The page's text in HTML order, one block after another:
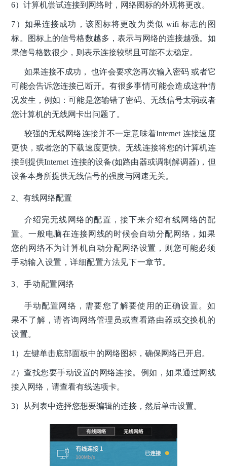
6）计算机尝试连接到网络时，网络图标的外观将更改。
7）如果连接成功，该图标将更改为类似 wifi 标志的图
标。图标上的信号格数越多，表示与网络的连接越强。如
果信号格数很少，则表示连接较弱且可能不太稳定。
如果连接不成功， 也许会要求您再次输入密码 或者它
可能会告诉您连接已断开。有很多事情可能会造成这种情
况发生，例如：可能是您输错了密码、无线信号太弱或者
您计算机的无线网卡出问题了。
较强的无线网络连接并不一定意味着Internet 连接速度
更快，或者您的下载速度更快。无线连接将您的计算机连
接到提供Internet 连接的设备(如路由器或调制解调器)，但
设备本身所提供无线信号的强度与网速无关。
2、有线网络配置
介绍完无线网络的配置，接下来介绍有线网络的配
置。一般电脑在连接网线的时候会自动分配网络，如果
您的网络不为计算机自动分配网络设置，则您可能必须
手动输入设置，详细配置方法见下一章节。
3、手动配置网络
手动配置网络，需要您了解要使用的正确设置。如
果不了解，请咨询网络管理员或查看路由器或交换机的
设置。
1）左键单击底部面板中的网络图标，确保网络已开启。
2）查找您要手动设置的网络连接。例如，如果通过网线
接入网络，请查看有线选项卡。
3）从列表中选择您想要编辑的连接，然后单击设置。